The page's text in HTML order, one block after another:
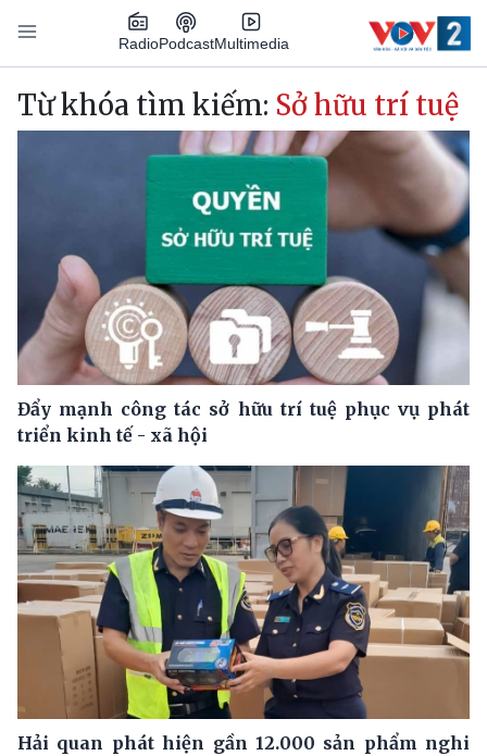
Nhảy đến nội dung
RadioPodcastMultimedia
Main navigation
Từ khóa tìm kiếm: Sở hữu trí tuệ
Đẩy mạnh công tác sở hữu trí tuệ phục vụ phát
triển kinh tế - xã hội
Hải quan phát hiện gần 12.000 sản phẩm nghi